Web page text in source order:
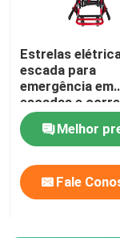
Estrelas
escada para
emergência em
escadas e
Melhor
Fale